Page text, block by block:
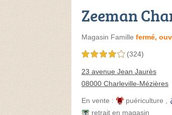
Zeeman
Magasin Famille fermé,
4,0 étoiles sur 5 (324)
23 avenue Jean Jaurès
08000 Charleville-Mézières
En vente : puériculture
retrait en magasin